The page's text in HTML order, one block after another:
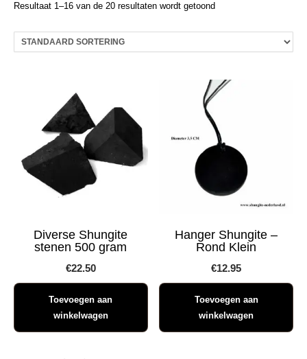
Resultaat 1–16 van de 20 resultaten wordt getoond
Diverse Shungite
stenen 500 gram
€22.50
Toevoegen aan
winkelwagen
Hanger Shungite –
Rond Klein
€12.95
Toevoegen aan
winkelwagen